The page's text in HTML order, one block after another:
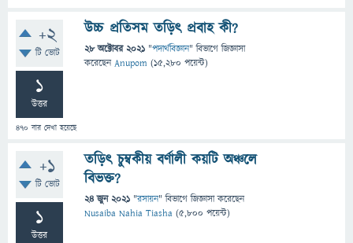
+2
টি ভোট
1
উত্তর
470 বার দেখা হয়েছে
উচ্চ প্রতিসম তড়িৎ প্রবাহ কী?
28 অক্টোবর 2021 "পদার্থবিজ্ঞান" বিভাগে জিজ্ঞাসা
করেছেনAnupom (15,280 পয়েন্ট)
+1
টি ভোট
1
উত্তর
তড়িৎ চুম্বকীয় বর্ণালী কয়টি অঞ্চলে
বিভক্ত?
24 জুন 2021 "রসায়ন" বিভাগে জিজ্ঞাসাকরেছেন
Nusaiba Nahia Tiasha (5,800 পয়েন্ট)